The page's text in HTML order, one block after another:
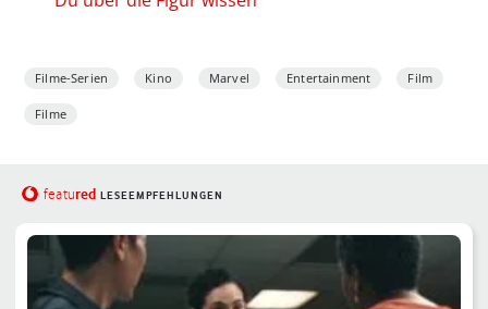
Filme-Serien Kino Marvel Entertainment Film
Filme
featured LESEEMPFEHLUNGEN